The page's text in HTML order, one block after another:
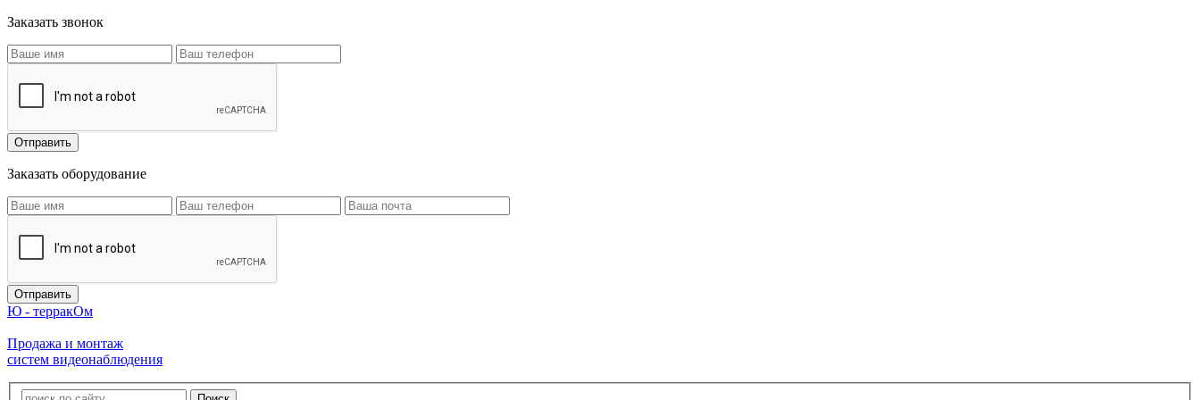
Заказать звонок
Заказать оборудование
Ю - терракОм
Продажа и монтаж
систем видеонаблюдения